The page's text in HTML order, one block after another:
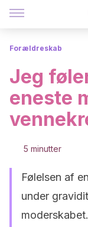
Forældreskab
Jeg
eneste
5 minutter
Følelsen af
under